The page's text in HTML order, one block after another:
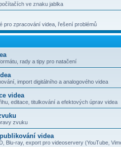
ve znaku jablka
pro zpracování videa, řešení problémů
rady a tipy pro natačení
import digitálního a analogového videa
videa
editace, titulkování a efektových úprav videa
zvuku
videa
Blu-ray, export pro videoservery (YouTube,